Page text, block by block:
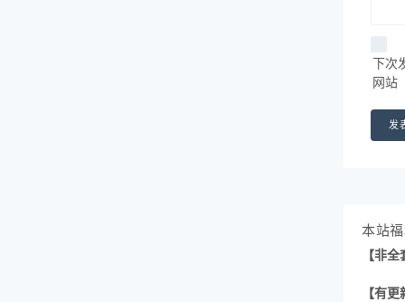
下次
网站
本站
【非
【有